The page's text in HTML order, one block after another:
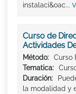
instalaci&oac...
Curso de
Actividades
Método:
Curso
Tematica:
Duración:
la modalidad y